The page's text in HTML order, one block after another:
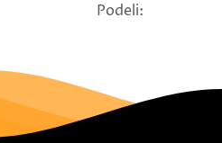
Podeli: